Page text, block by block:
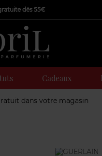
dès 55€
Cadeaux
dans votre magasin
Marque